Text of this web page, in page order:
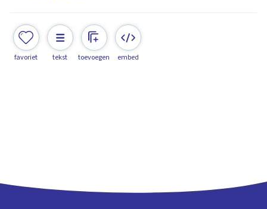
favoriet tekst toevoegen embed